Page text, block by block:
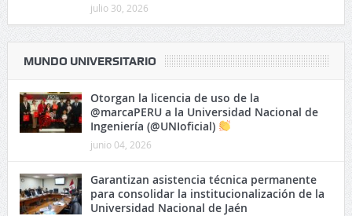
julio 30, 2026
MUNDO UNIVERSITARIO
Otorgan la licencia de uso de la
@marcaPERU a la Universidad Nacional de
Ingeniería (@UNIoficial)
junio 04, 2026
Garantizan asistencia técnica permanente
para consolidar la institucionalización de la
Universidad Nacional de Jaén